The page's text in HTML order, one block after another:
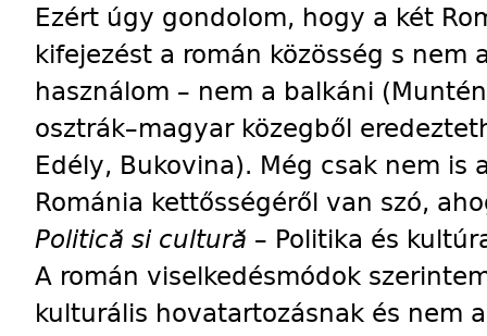
Ezért úgy gondolom, hogy a két
kifejezést a román közösség s nem
használom – nem a balkáni
osztrák–magyar közegből
Edély, Bukovina). Még csak nem is
Románia kettősségéről van szó,
Politică si cultură – Politika és
A román viselkedésmódok
kulturális hovatartozásnak és nem